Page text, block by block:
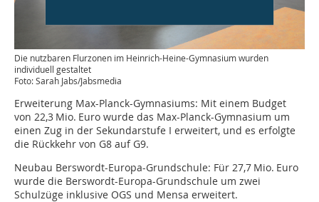
Die nutzbaren Flurzonen im Heinrich-Heine-Gymnasium wurden
individuell gestaltet
Foto: Sarah Jabs/Jabsmedia
Erweiterung Max-Planck-Gymnasiums: Mit einem Budget
von 22,3 Mio. Euro wurde das Max-Planck-Gymnasium um
einen Zug in der Sekundarstufe I erweitert, und es erfolgte
die Rückkehr von G8 auf G9.
Neubau Berswordt-Europa-Grundschule: Für 27,7 Mio. Euro
wurde die Berswordt-Europa-Grundschule um zwei
Schulzüge inklusive OGS und Mensa erweitert.